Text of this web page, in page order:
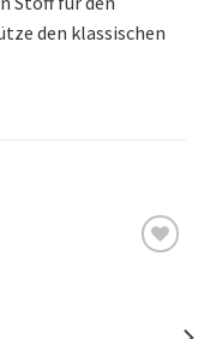
den klassischen